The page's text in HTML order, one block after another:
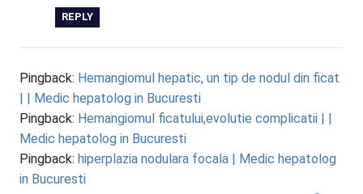
REPLY
Pingback: Hemangiomul hepatic, un tip de nodul din ficat
| | Medic hepatolog in Bucuresti
Pingback: Hemangiomul ficatului,evolutie complicatii | |
Medic hepatolog in Bucuresti
Pingback: hiperplazia nodulara focala | Medic hepatolog
in Bucuresti